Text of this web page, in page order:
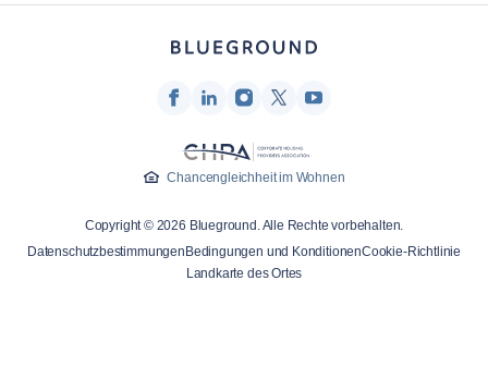
Chancengleichheit im Wohnen
Copyright © 2026 Blueground. Alle Rechte vorbehalten.
DatenschutzbestimmungenBedingungen und KonditionenCookie-Richtlinie
Landkarte des Ortes